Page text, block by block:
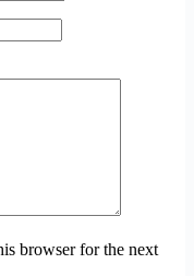
browser for the next